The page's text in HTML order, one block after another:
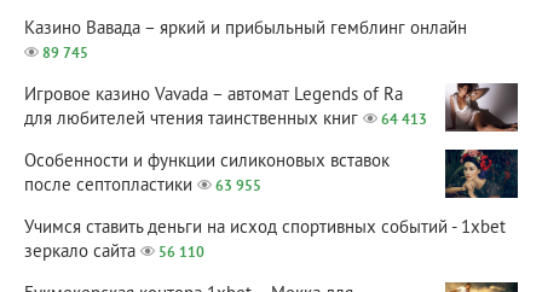
Казино Вавада – яркий и прибыльный гемблинг онлайн
89 745
Игровое казино Vavada – автомат Legends of Ra
для любителей чтения таинственных книг
64 413
Особенности и функции силиконовых вставок
после септопластики
63 955
Учимся ставить деньги на исход спортивных событий - 1xbet
зеркало сайта
56 110